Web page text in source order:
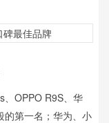
OPPO R9S、华
的第一名；华为、小